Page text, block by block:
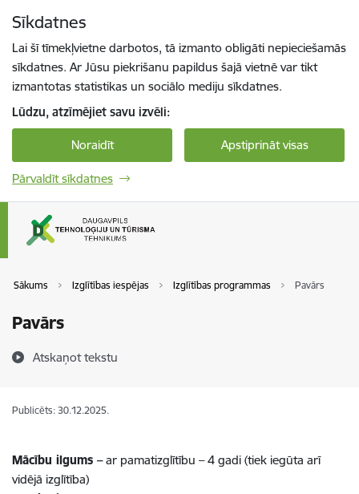
Sīkdatnes
Lai šī tīmekļvietne darbotos, tā izmanto obligāti nepieciešamās
sīkdatnes. Ar Jūsu piekrišanu papildus šajā vietnē var tikt
izmantotas statistikas un sociālo mediju sīkdatnes.
Lūdzu, atzīmējiet savu izvēli:
Noraidīt Apstiprināt visas
Pārvaldīt sīkdatnes
Sākums Izglītības iespējas Izglītības programmas Pavārs
Pavārs
Atskaņot tekstu
Publicēts: 30.12.2025.
Mācību ilgums –ar pamatizglītību – 4 gadi (tiek iegūta arī
vidējā izglītība)